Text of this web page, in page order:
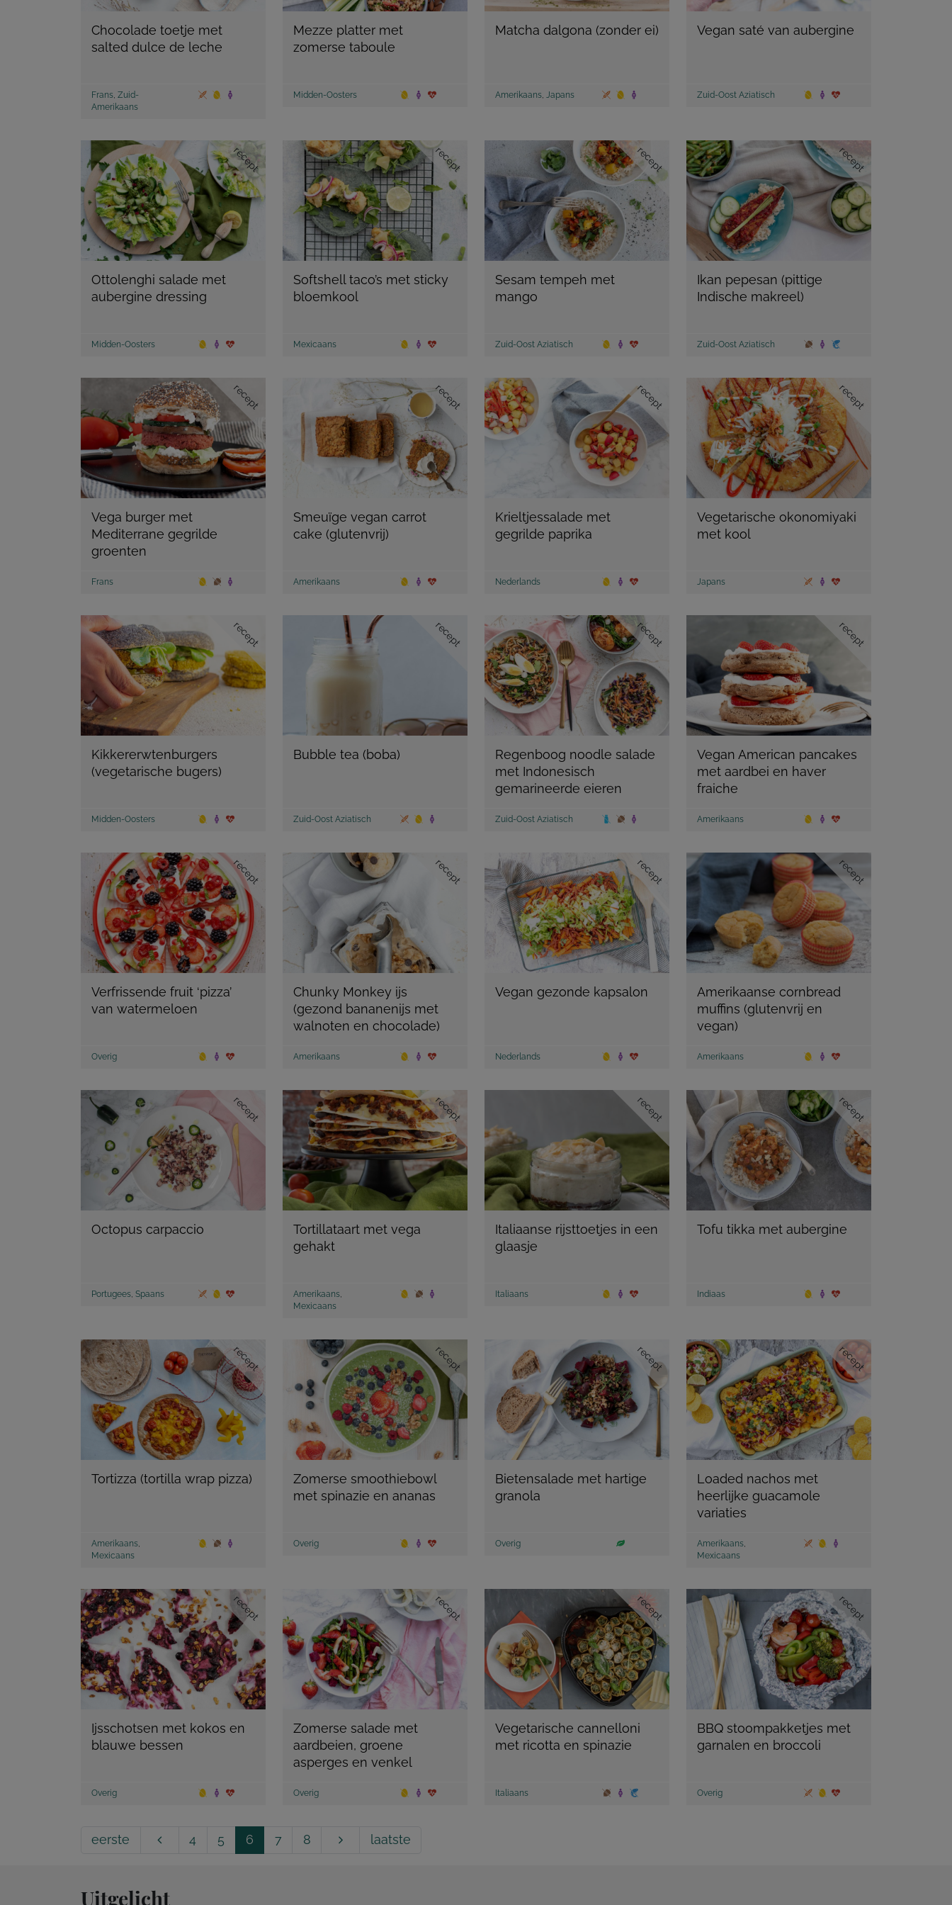
Chocolade toetje met
salted dulce de leche
Frans, Zuid-
Amerikaans
Mezze platter met
zomerse taboule
Midden-Oosters
Matcha dalgona (zonder ei)
Amerikaans, Japans
Vegan saté van aubergine
Zuid-Oost Aziatisch
recept
Ottolenghi salade met
aubergine dressing
Midden-Oosters
recept
Softshell taco’s met sticky
bloemkool
Mexicaans
recept
Sesam tempeh met
mango
Zuid-Oost Aziatisch
recept
Ikan pepesan (pittige
Indische makreel)
Zuid-Oost Aziatisch
recept
Vega burger met
Mediterrane gegrilde
groenten
Frans
recept
Smeuïge vegan carrot
cake (glutenvrij)
Amerikaans
recept
Krieltjessalade met
gegrilde paprika
Nederlands
recept
Vegetarische okonomiyaki
met kool
Japans
recept
Kikkererwtenburgers
(vegetarische bugers)
Midden-Oosters
recept
Bubble tea (boba)
Zuid-Oost Aziatisch
recept
Regenboog noodle salade
met Indonesisch
gemarineerde eieren
Zuid-Oost Aziatisch
recept
Vegan American pancakes
met aardbei en haver
fraiche
Amerikaans
recept
Verfrissende fruit ‘pizza’
van watermeloen
Overig
recept
Chunky Monkey ijs
(gezond bananenijs met
walnoten en chocolade)
Amerikaans
recept
Vegan gezonde kapsalon
Nederlands
recept
Amerikaanse cornbread
muffins (glutenvrij en
vegan)
Amerikaans
recept
Octopus carpaccio
Portugees, Spaans
recept
Tortillataart met vega
gehakt
Amerikaans,
Mexicaans
recept
Italiaanse rijsttoetjes in een
glaasje
Italiaans
recept
Tofu tikka met aubergine
Indiaas
recept
Tortizza (tortilla wrap pizza)
Amerikaans,
Mexicaans
recept
Zomerse smoothiebowl
met spinazie en ananas
Overig
recept
Bietensalade met hartige
granola
Overig
recept
Loaded nachos met
heerlijke guacamole
variaties
Amerikaans,
Mexicaans
recept
Ijsschotsen met kokos en
blauwe bessen
Overig
recept
Zomerse salade met
aardbeien, groene
asperges en venkel
Overig
recept
Vegetarische cannelloni
met ricotta en spinazie
Italiaans
recept
BBQ stoompakketjes met
garnalen en broccoli
Overig
eerste 4 5 6 7 8 laatste
Uitgelicht